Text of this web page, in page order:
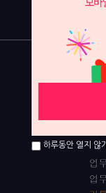
하루동안 열지 않기